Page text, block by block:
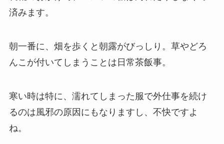
済みます。
朝一番に、畑を歩くと朝露がびっしり。草やどろ
んこが付いてしまうことは日常茶飯事。
寒い時は特に、濡れてしまった服で外仕事を続け
るのは風邪の原因にもなりますし、不快ですよ
ね。